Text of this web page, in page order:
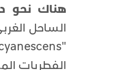
هناك نحو
الساحل
الفطريات